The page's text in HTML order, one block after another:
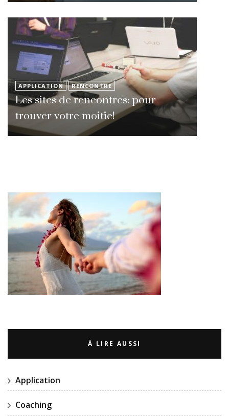
APPLICATION RENCONTRE
Les sites de rencontres: pour
trouver votre moitie!
À LIRE AUSSI
Application
Coaching